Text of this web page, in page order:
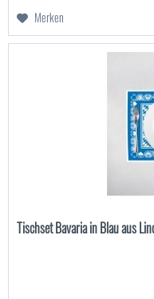
Merken
Tischset Bavaria in Blau aus